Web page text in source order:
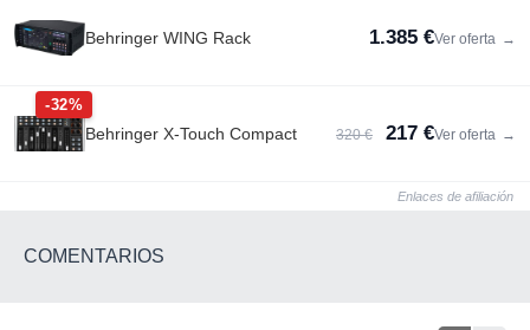
Behringer WING Rack 1.385 €Ver oferta →
-32%
Behringer X-Touch Compact 320 € 217 €Ver oferta →
Enlaces de afiliación
COMENTARIOS